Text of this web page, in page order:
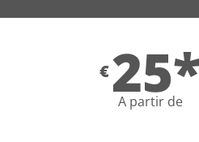
€
A partir de